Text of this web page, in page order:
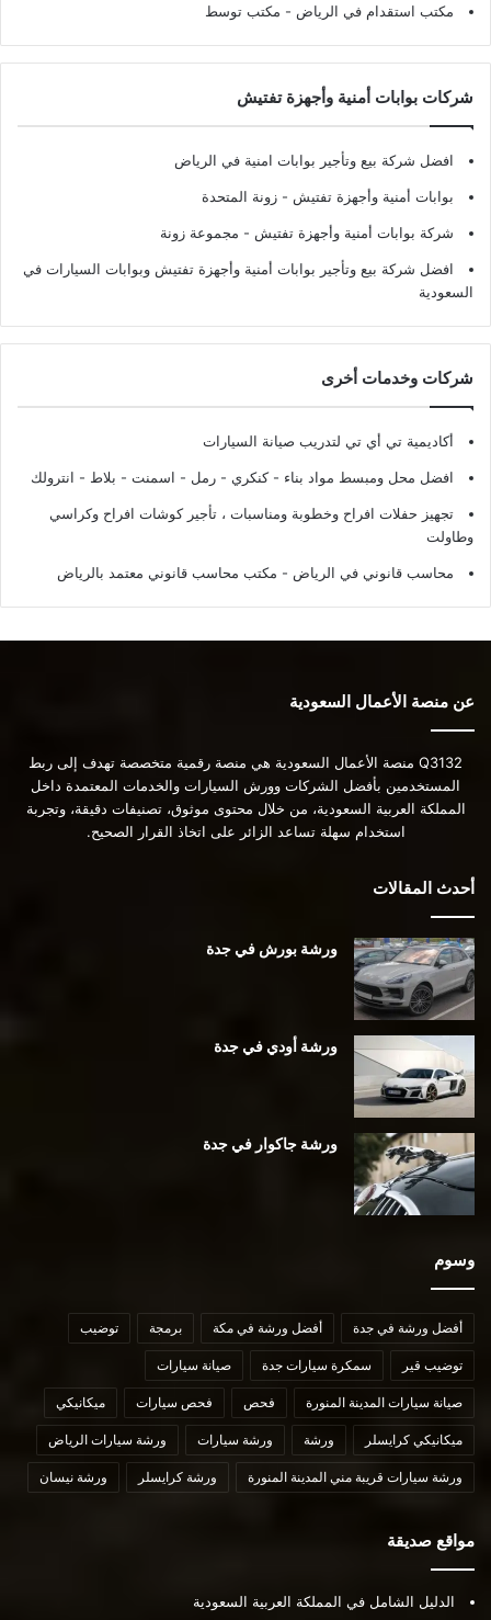
مكتب استقدام في الرياض - مكتب توسط
شركات بوابات أمنية وأجهزة تفتيش
افضل شركة بيع وتأجير بوابات امنية في الرياض
بوابات أمنية وأجهزة تفتيش - زونة المتحدة
شركة بوابات أمنية وأجهزة تفتيش - مجموعة زونة
افضل شركة بيع وتأجير بوابات أمنية وأجهزة تفتيش وبوابات السيارات في
السعودية
شركات وخدمات أخرى
أكاديمية تي أي تي لتدريب صيانة السيارات
افضل محل ومبسط مواد بناء - كنكري - رمل - اسمنت - بلاط - انترولك
تجهيز حفلات افراح وخطوبة ومناسبات ، تأجير كوشات افراح وكراسي
وطاولت
محاسب قانوني في الرياض - مكتب محاسب قانوني معتمد بالرياض
عن منصة الأعمال السعودية
Q3132 منصة الأعمال السعودية هي منصة رقمية متخصصة تهدف إلى ربط
المستخدمين بأفضل الشركات وورش السيارات والخدمات المعتمدة داخل
المملكة العربية السعودية، من خلال محتوى موثوق، تصنيفات دقيقة، وتجربة
استخدام سهلة تساعد الزائر على اتخاذ القرار الصحيح.
أحدث المقالات
ورشة بورش في جدة
ورشة أودي في جدة
ورشة جاكوار في جدة
وسوم
أفضل ورشة في جدة أفضل ورشة في مكة برمجة توضيب
توضيب قير سمكرة سيارات جدة صيانة سيارات
صيانة سيارات المدينة المنورة فحص فحص سيارات ميكانيكي
ميكانيكي كرايسلر ورشة ورشة سيارات ورشة سيارات الرياض
ورشة سيارات قريبة مني المدينة المنورة ورشة كرايسلر ورشة نيسان
مواقع صديقة
الدليل الشامل في المملكة العربية السعودية